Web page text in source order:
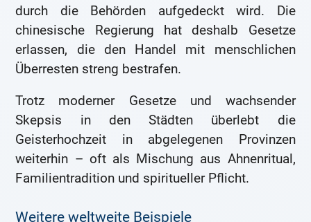
durch die Behörden aufgedeckt wird. Die
chinesische Regierung hat deshalb Gesetze
erlassen, die den Handel mit menschlichen
Überresten streng bestrafen.
Trotz moderner Gesetze und wachsender
Skepsis in den Städten überlebt die
Geisterhochzeit in abgelegenen Provinzen
weiterhin – oft als Mischung aus Ahnenritual,
Familientradition und spiritueller Pflicht.
Weitere weltweite Beispiele